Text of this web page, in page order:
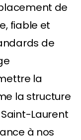
de
fiable et
de
la
la structure
Laurent
à nos